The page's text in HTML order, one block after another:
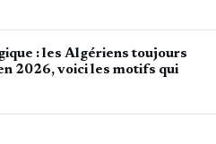
: les Algériens toujours
2026, voici les motifs qui